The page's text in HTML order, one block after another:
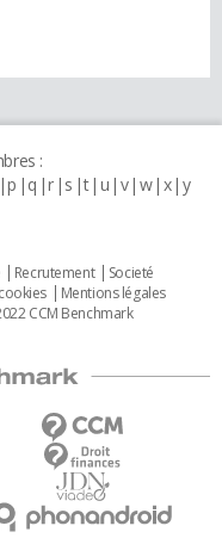
:
p q r s t u v w x y
Recrutement
Societé
Mentions légales
CCM Benchmark